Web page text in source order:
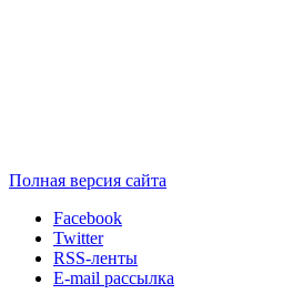
Полная версия сайта
Facebook
Twitter
RSS-ленты
E-mail рассылка